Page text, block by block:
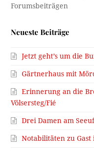
Neueste Beiträge
Jetzt geht’s um die
Gärtnerhaus mit
Erinnerung an die
Völsersteg/Fié
Drei Damen am
Notabilitäten zu Gast